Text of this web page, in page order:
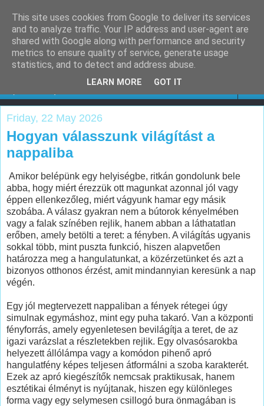
Keresőoptimalizálás
Budapest
Friday, 22 May 2026
Hogyan válasszunk világítást a
nappaliba
Amikor belépünk egy helyiségbe, ritkán gondolunk bele
abba, hogy miért érezzük ott magunkat azonnal jól vagy
éppen ellenkezőleg, miért vágyunk hamar egy másik
szobába. A válasz gyakran nem a bútorok kényelmében
vagy a falak színében rejlik, hanem abban a láthatatlan
erőben, amely betölti a teret: a fényben. A világítás ugyanis
sokkal több, mint puszta funkció, hiszen alapvetően
határozza meg a hangulatunkat, a közérzetünket és azt a
bizonyos otthonos érzést, amit mindannyian keresünk a nap
végén.
Egy jól megtervezett nappaliban a fények rétegei úgy
simulnak egymáshoz, mint egy puha takaró. Van a központi
fényforrás, amely egyenletesen bevilágítja a teret, de az
igazi varázslat a részletekben rejlik. Egy olvasósarokba
helyezett állólámpa vagy a komódon pihenő apró
hangulatfény képes teljesen átformálni a szoba karakterét.
Ezek az apró kiegészítők nemcsak praktikusak, hanem
esztétikai élményt is nyújtanak, hiszen egy különleges
forma vagy egy selymesen csillogó bura önmagában is
This site uses cookies from Google to deliver its services
and to analyze traffic. Your IP address and user-agent are
shared with Google along with performance and security
metrics to ensure quality of service, generate usage
statistics, and to detect and address abuse.
LEARN MORE GOT IT